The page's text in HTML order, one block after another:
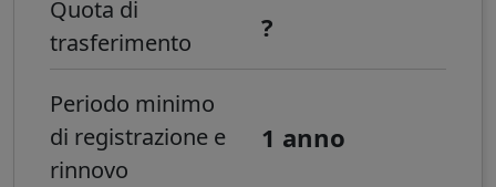
Quota di
trasferimento
?
Periodo minimo
di registrazione e
rinnovo
1 anno